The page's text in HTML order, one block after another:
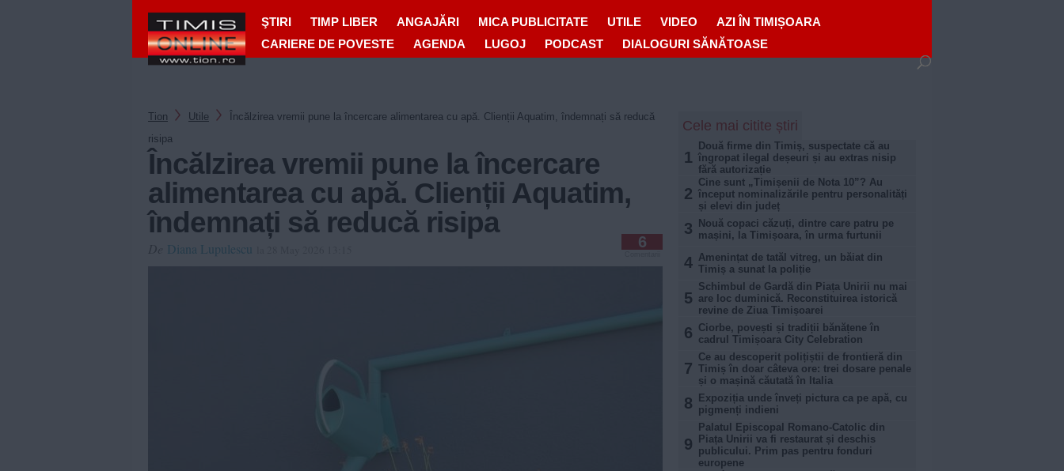
ŞTIRI TIMP LIBER ANGAJĂRI MICA PUBLICITATE UTILE VIDEO
AZI ÎN TIMIȘOARA
CARIERE DE POVESTE
AGENDA LUGOJ PODCAST DIALOGURI SĂNĂTOASE
Tion Utile
Încălzirea vremii pune la încercare alimentarea cu apă. Clienții Aquatim, îndemnați să reducă
risipa
Încălzirea vremii pune la încercare
alimentarea cu apă. Clienții Aquatim,
îndemnați să reducă risipa
Diana Lupulescu 6
Cele mai citite știri
1
Două firme din Timiș, suspectate că au
îngropat ilegal deșeuri și au extras nisip
fără autorizație
2
Cine sunt „Timișenii de Nota 10”? Au
început nominalizările pentru personalități
și elevi din județ
3
Nouă copaci căzuți, dintre care patru pe
mașini, la Timișoara, în urma furtunii
4 Amenințat de tatăl vitreg, un băiat din
Timiș a sunat la poliție
5
Schimbul de Gardă din Piața Unirii nu mai
are loc duminică. Reconstituirea istorică
revine de Ziua Timișoarei
6 Ciorbe, povești și tradiții bănățene în
cadrul Timișoara City Celebration
7
Ce au descoperit polițiștii de frontieră din
Timiș în doar câteva ore: trei dosare penale
și o mașină căutată în Italia
8
Expoziția unde înveți pictura ca pe apă, cu
pigmenți indieni
9
Palatul Episcopal Romano-Catolic din
Piața Unirii va fi restaurat și deschis
publicului. Prim pas pentru fonduri
europene